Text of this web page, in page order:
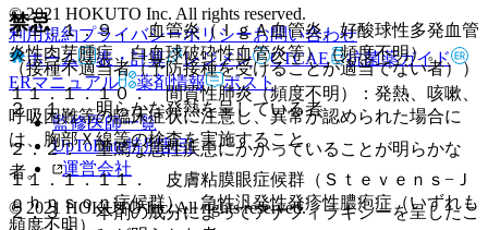
禁忌
（接種不適当者（予防接種を受けることが適当でない者））
２．１． 明らかな発熱を呈している者。
２．２． 重篤な急性疾患にかかっていることが明らかな
者。
２．３． 本剤の成分によってアナフィラキシーを呈したこ
１１．１．９． 血管炎（ＩｇＡ血管炎、好酸球性多発血管
炎性肉芽腫症、白血球破砕性血管炎等）（頻度不明）。
１１．１．１０． 間質性肺炎（頻度不明）：発熱、咳嗽、
呼吸困難等の臨床症状に注意し、異常が認められた場合に
は、胸部Ｘ線等の検査を実施すること。
１１．１．１１． 皮膚粘膜眼症候群（Ｓｔｅｖｅｎｓ−Ｊ
ｏｈｎｓｏｎ症候群）、急性汎発性発疹性膿疱症（いずれも
頻度不明）。
© 2021 HOKUTO Inc. All rights reserved.
利用規約プライバシーポリシーお問い合わせ
ホーム
表・計算 レジメン CTCAE
抗菌薬ガイド
ERマニュアル
薬剤情報 ポスト
監修医師一覧
UpToDate特別割引
運営会社
© 2021 HOKUTO Inc. All rights reserved.